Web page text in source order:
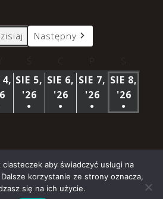
Następny
4,
SIERPNIA
SIE 5,
'26
SIERPNIA
●
SIE 6,
'26
SIERPNIA
●
SIE 7,
'26
SIERPNIA
●
SIE 8,
'26
●
2026 Parafia Stasikówka.
Theme by themehall.com
aby świadczyć usługi na
korzystanie ze strony oznacza,
się na ich użycie.